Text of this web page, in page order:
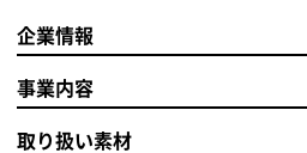
企業情報
事業内容
取り扱い素材